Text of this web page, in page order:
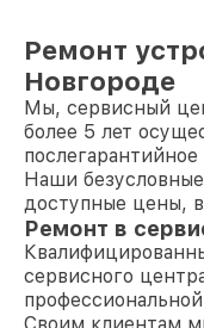
Ремонт
Новгороде
Мы, сервисный
более 5 лет
Наши
доступные цены,
Ремонт в
сервисного